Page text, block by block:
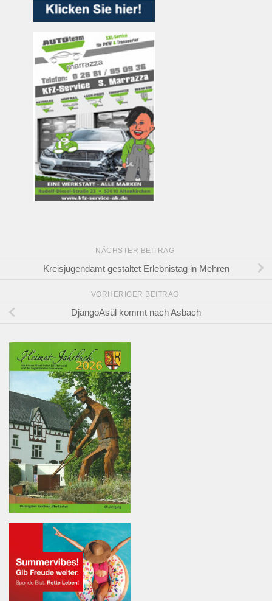
NÄCHSTER BEITRAG
Kreisjugendamt gestaltet Erlebnistag in Mehren
VORHERIGER BEITRAG
DjangoAsül kommt nach Asbach